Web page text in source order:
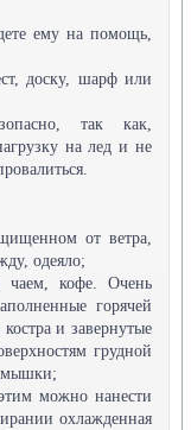
ему на помощь,
доску, шарф или
так как,
на лед и не
от ветра,
одеяло;
чаем, кофе. Очень
горячей
и завернутые
грудной
мышки;
этим можно нанести
охлажденная